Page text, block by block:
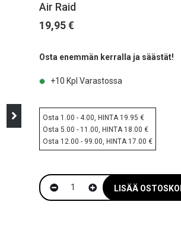
Air Raid
19,95 €
Osta enemmän kerralla ja säästät!
+10 Kpl Varastossa
Osta 1.00 - 4.00, HINTA 19.95 €
Osta 5.00 - 11.00, HINTA 18.00 €
Osta 12.00 - 99.00, HINTA 17.00 €
LISÄÄ